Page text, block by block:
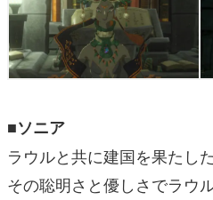
■ソニア
ラウルと共に建国を果たし
その聡明さと優しさでラウ